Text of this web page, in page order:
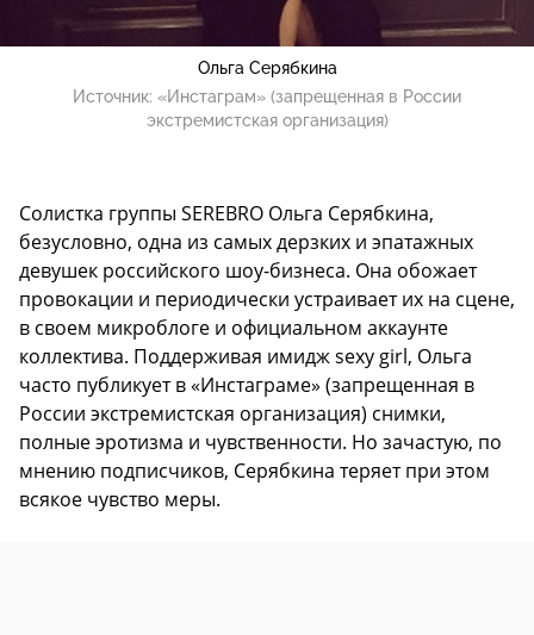
Ольга Серябкина
Источник: «Инстаграм» (запрещенная в России
экстремистская организация)
Солистка группы SEREBRO Ольга Серябкина,
безусловно, одна из самых дерзких и эпатажных
девушек российского шоу-бизнеса. Она обожает
провокации и периодически устраивает их на сцене,
в своем микроблоге и официальном аккаунте
коллектива. Поддерживая имидж sexy girl, Ольга
часто публикует в «Инстаграме» (запрещенная в
России экстремистская организация) снимки,
полные эротизма и чувственности. Но зачастую, по
мнению подписчиков, Серябкина теряет при этом
всякое чувство меры.